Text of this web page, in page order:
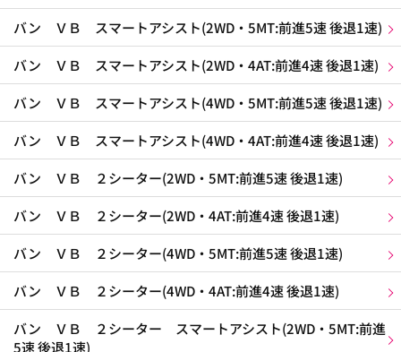
バン ＶＢ スマートアシスト(2WD・5MT:前進5速 後退1速)
バン ＶＢ スマートアシスト(2WD・4AT:前進4速 後退1速)
バン ＶＢ スマートアシスト(4WD・5MT:前進5速 後退1速)
バン ＶＢ スマートアシスト(4WD・4AT:前進4速 後退1速)
バン ＶＢ ２シーター(2WD・5MT:前進5速 後退1速)
バン ＶＢ ２シーター(2WD・4AT:前進4速 後退1速)
バン ＶＢ ２シーター(4WD・5MT:前進5速 後退1速)
バン ＶＢ ２シーター(4WD・4AT:前進4速 後退1速)
バン ＶＢ ２シーター スマートアシスト(2WD・5MT:前進
5速 後退1速)